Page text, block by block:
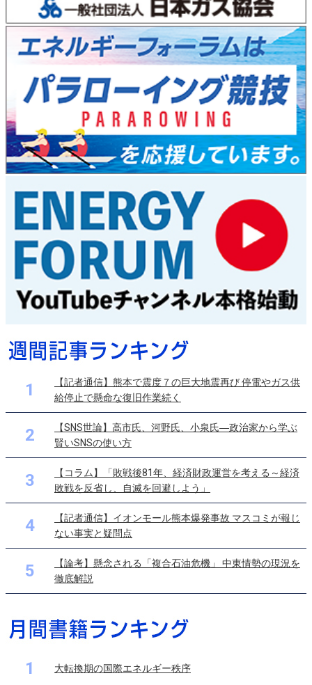
1
【記者通信】熊本で震度７の巨大地震再び 停電やガス供
給停止で懸命な復旧作業続く
2
【SNS世論】高市氏、河野氏、小泉氏―政治家から学ぶ
賢いSNSの使い方
3
【コラム】「敗戦後81年、経済財政運営を考える～経済
敗戦を反省し、自滅を回避しよう」
4
【記者通信】イオンモール熊本爆発事故 マスコミが報じ
ない事実と疑問点
5
【論考】懸念される「複合石油危機」 中東情勢の現況を
徹底解説
1 大転換期の国際エネルギー秩序